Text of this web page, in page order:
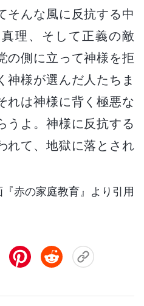
そんな風に反抗する中
理、そして正義の敵
側に立って神様を拒
神様が選んだ人たちま
れは神様に背く極悪な
うよ。神様に反抗する
れて、地獄に落とされ
『赤の家庭教育』より引用